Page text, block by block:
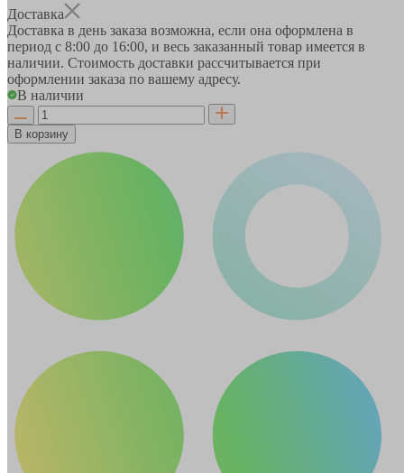
Доставка
Доставка в день заказа возможна, если она оформлена в
период с 8:00 до 16:00, и весь заказанный товар имеется в
наличии. Стоимость доставки рассчитывается при
оформлении заказа по вашему адресу.
В наличии
В корзину